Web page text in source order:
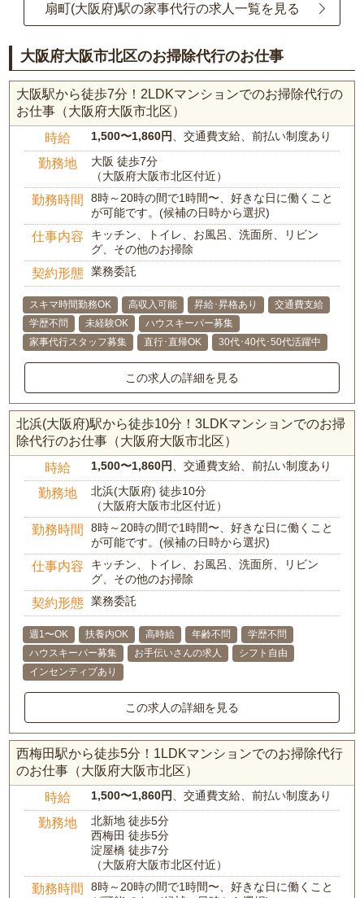
扇町(大阪府)駅の家事代行の求人一覧を見る
大阪府大阪市北区のお掃除代行のお仕事
大阪駅から徒歩7分！2LDKマンションでのお掃除代行の
お仕事（大阪府大阪市北区）
時給 1,500〜1,860円 、交通費支給、前払い制度あり
勤務地
大阪 徒歩7分
（大阪府大阪市北区付近）
勤務時間
8時～20時の間で1時間〜、好きな日に働くこと
が可能です。(候補の日時から選択)
仕事内容
キッチン、トイレ、お風呂、洗面所、リビン
グ、その他のお掃除
契約形態 業務委託
スキマ時間勤務OK 高収入可能 昇給･昇格あり
交通費支給
学歴不問
未経験OK
ハウスキーパー募集
家事代行スタッフ募集
直行･直帰OK 30代･40代･50代活躍中
この求人の詳細を見る
北浜(大阪府)駅から徒歩10分！3LDKマンションでのお掃
除代行のお仕事（大阪府大阪市北区）
時給 1,500〜1,860円 、交通費支給、前払い制度あり
勤務地
北浜(大阪府) 徒歩10分
（大阪府大阪市北区付近）
勤務時間
8時～20時の間で1時間〜、好きな日に働くこと
が可能です。(候補の日時から選択)
仕事内容
キッチン、トイレ、お風呂、洗面所、リビン
グ、その他のお掃除
契約形態 業務委託
週1〜OK 扶養内OK 高時給 年齢不問
学歴不問
ハウスキーパー募集
お手伝いさんの求人
シフト自由
インセンティブあり
この求人の詳細を見る
西梅田駅から徒歩5分！1LDKマンションでのお掃除代行
のお仕事（大阪府大阪市北区）
時給 1,500〜1,860円 、交通費支給、前払い制度あり
勤務地
北新地 徒歩5分
西梅田 徒歩5分
淀屋橋 徒歩7分
（大阪府大阪市北区付近）
勤務時間
8時～20時の間で1時間〜、好きな日に働くこと